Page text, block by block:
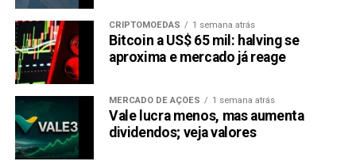
CRIPTOMOEDAS 1 semana atrás
Bitcoin a US$ 65 mil: halving se
aproxima e mercado já reage
MERCADO DE AÇÕES 1 semana atrás
Vale lucra menos, mas aumenta
dividendos; veja valores